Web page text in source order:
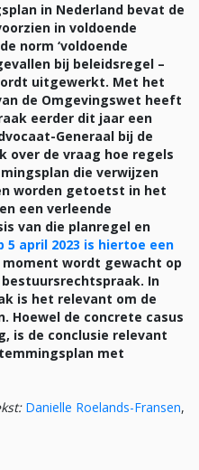
in Nederland bevat de
in voldoende
norm ‘voldoende
bij beleidsregel –
uitgewerkt. Met het
de Omgevingswet heeft
eerder dit jaar een
Generaal bij de
over de vraag hoe regels
die verwijzen
worden getoetst in het
een verleende
van die planregel en
5 april 2023 is hiertoe een
moment wordt gewacht op
In
is het relevant om de
Hoewel de concrete casus
is de conclusie relevant
met
Danielle Roelands-Fransen,